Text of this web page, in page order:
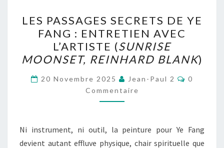
PASSAGES
SECRETS
DE
YE
FANG
:
ENTRETIEN
L’ARTISTE
(SUNRISE
LES PASSAGES SECRETS DE YE
FANG : ENTRETIEN AVEC
L’ARTISTE (SUNRISE
MOONSET, REINHARD BLANK)
20 Novembre 2025 Jean-Paul 2
0
Commentaire
Ni instrument, ni outil, la peinture pour Ye Fang
devient autant effluve physique, chair spirituelle que